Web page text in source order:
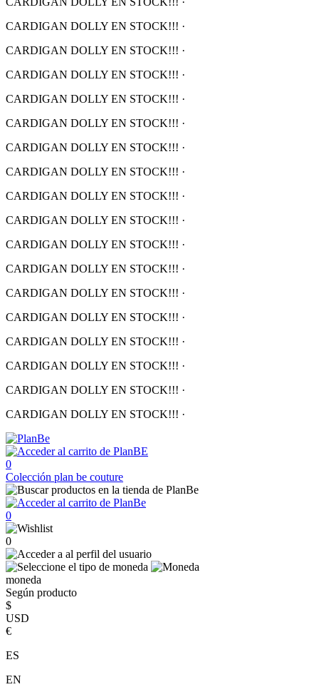
CARDIGAN DOLLY EN STOCK!!! ·
CARDIGAN DOLLY EN STOCK!!! ·
CARDIGAN DOLLY EN STOCK!!! ·
CARDIGAN DOLLY EN STOCK!!! ·
CARDIGAN DOLLY EN STOCK!!! ·
CARDIGAN DOLLY EN STOCK!!! ·
CARDIGAN DOLLY EN STOCK!!! ·
CARDIGAN DOLLY EN STOCK!!! ·
CARDIGAN DOLLY EN STOCK!!! ·
CARDIGAN DOLLY EN STOCK!!! ·
CARDIGAN DOLLY EN STOCK!!! ·
CARDIGAN DOLLY EN STOCK!!! ·
CARDIGAN DOLLY EN STOCK!!! ·
CARDIGAN DOLLY EN STOCK!!! ·
CARDIGAN DOLLY EN STOCK!!! ·
CARDIGAN DOLLY EN STOCK!!! ·
CARDIGAN DOLLY EN STOCK!!! ·
0
Colección plan be couture
0
0
moneda
Según producto
$
USD
€
ES
EN